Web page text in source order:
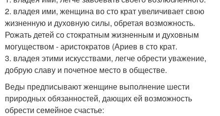
2. владея ими, женщина во сто крат увеличивает свою
жизненную и духовную силы, обретая возможность.
Рожать детей со стократным жизненным и духовным
могуществом - аристократов (Ариев в сто крат.
3. владея этими искусствами, легче обрести уважение,
добрую славу и почетное место в обществе.
Веды предписывают женщине выполнение шести
природных обязанностей, дающих ей возможность
обрести семейное счастье: